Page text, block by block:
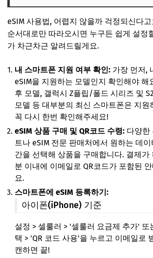
eSIM 사용법, 어렵지 않을까 걱정되신다
순서대로만 따라오시면 누구든 쉽게 설정
가 차근차근 알려드릴게요.
내 스마트폰 지원 여부 확인: 가장 먼저,
eSIM을 지원하는 모델인지 확인해야 해
후 모델, 갤럭시 Z플립/폴드 시리즈 및
모델 등 대부분의 최신 스마트폰은 지원
꼭 다시 한번 확인해주세요!
eSIM 상품 구매 및 QR코드 수령: 다양한
트나 eSIM 전문 판매처에서 원하는 데
간을 선택해 상품을 구매합니다. 결제가
분 이내에 이메일로 QR코드가 포함된
요.
스마트폰에 eSIM 등록하기:
아이폰(iPhone) 기준
설정 > 셀룰러 > '셀룰러 요금제 추가' 또
택 > 'QR 코드 사용'을 누르고 이메일로
캔하면 끝!